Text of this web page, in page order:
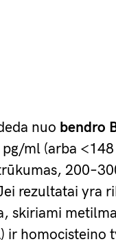
nuo bendro
pg/ml (arba
rezultatai yra
skiriami
ir homocisteino